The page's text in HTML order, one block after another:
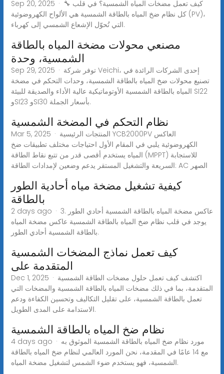
Sep 20, 2025 · 🔧 كيف تعمل مضخات المياه الشمسية؟ في قلب
كل نظام ضخ المياه بالطاقة الشمسية هي الألواح الكهروضوئية (PV)،
التي تُحوّل الإشعاع الشمسي إلى كهرباء.
مصنعي محولات مضخة المياه بالطاقة
الشمسية، وحدة
Sep 29, 2025 · توفر شركة Veichi، إحدى الشركات الرائدة في
تصنيع محولات ضخ المياه بالطاقة الشمسية، وحدات التحكم في مضخة
المياه بالطاقة الشمسية الأوتوماتيكية عالية الأداء والصديقة للبيئة SI22
وSI23 وSI30 بأسعار الجملة.
نظام التحكم في المضخة الشمسية
Mar 5, 2025 · المنتجات الرئيسية YCB2000PV العاكس
الكهروضوئية يلبي في المقام الأول احتياجات مختلف تطبيقات ضخ
المياه يستخدم أقصى قدر من تتبع نقاط الطاقة (MPPT) للاستجابة
السريعة والتشغيل المستقر يدعم وضعين لإمدادات الطاقة: AC الصهر
كيفية تشغيل مضخة مياه أحادية الطور
بالطاقة
2 days ago · 3. عاكس مضخة المياه بالطاقة الشمسية أحادي الطور
يوجد في قلب نظام ضخ المياه بالطاقة الشمسية عاكس مضخة المياه
بالطاقة الشمسية أحادي الطور.
كيف تعمل نماذج المضخات الشمسية
المتقدمة على
Dec 1, 2025 · اكتشف كيف تعمل حلول مضخات الطاقة الشمسية
المتقدمة، بما في ذلك مضخات المياه بالطاقة الشمسية والمضخات التي
تعمل بالطاقة الشمسية، على تقليل التكاليف وتحسين الكفاءة ودعم
الاستدامة على المدى الطويل.
نظام ضخ المياه بالطاقة الشمسية
4 days ago · مورد نظام ضخ المياه بالطاقة الشمسية الموثوق به
مع 14 عامًا في المقدمة، نحن المورد العالمي لنظام ضخ المياه بالطاقة
الشمسية، فهو يستخدم ضوء الشمس لتشغيل مضخة المياه.